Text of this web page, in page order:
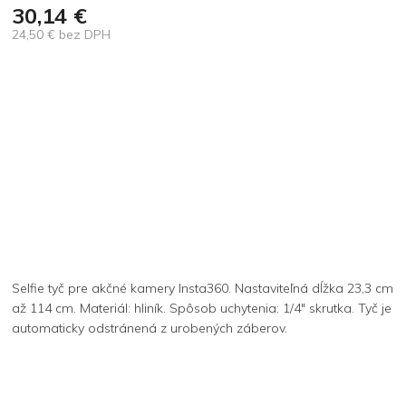
30,14 €
24,50 € bez DPH
Selfie tyč pre akčné kamery Insta360. Nastaviteľná dĺžka 23,3 cm
až 114 cm. Materiál: hliník. Spôsob uchytenia: 1/4" skrutka. Tyč je
automaticky odstránená z urobených záberov.